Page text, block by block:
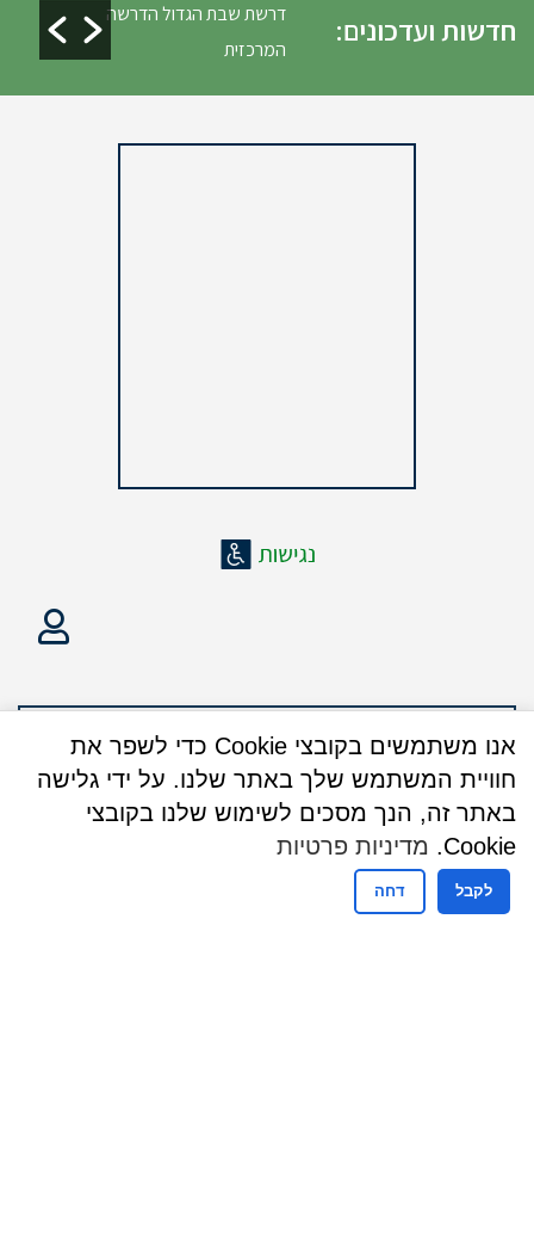
חדשות ועדכונים:
דרשת שבת הגדול הדרשה
המרכזית
אנו משתמשים בקובצי Cookie כדי לשפר את
חוויית המשתמש שלך באתר שלנו. על ידי גלישה
באתר זה, הנך מסכים לשימוש שלנו בקובצי
Cookie.
מדיניות פרטיות
לקבל דחה